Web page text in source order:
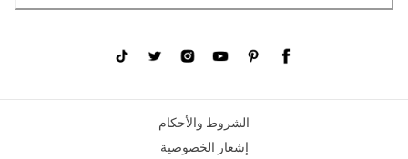
الشروط والأحكام
إشعار الخصوصية